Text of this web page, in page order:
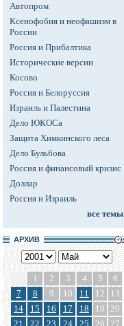
Автопром
Ксенофобия и неофашизм в
России
Россия и Прибалтика
Исторические версии
Косово
Россия и Белоруссия
Израиль и Палестина
Дело ЮКОСа
Защита Химкинского леса
Дело Бульбова
Россия и финансовый кризис
Доллар
Россия и Израиль
все темы
АРХИВ
1 2 3 4 5
6
7
8 9 10 11 12
13
14
15 16 17 18 19 20
21
22 23 24 25 26 27